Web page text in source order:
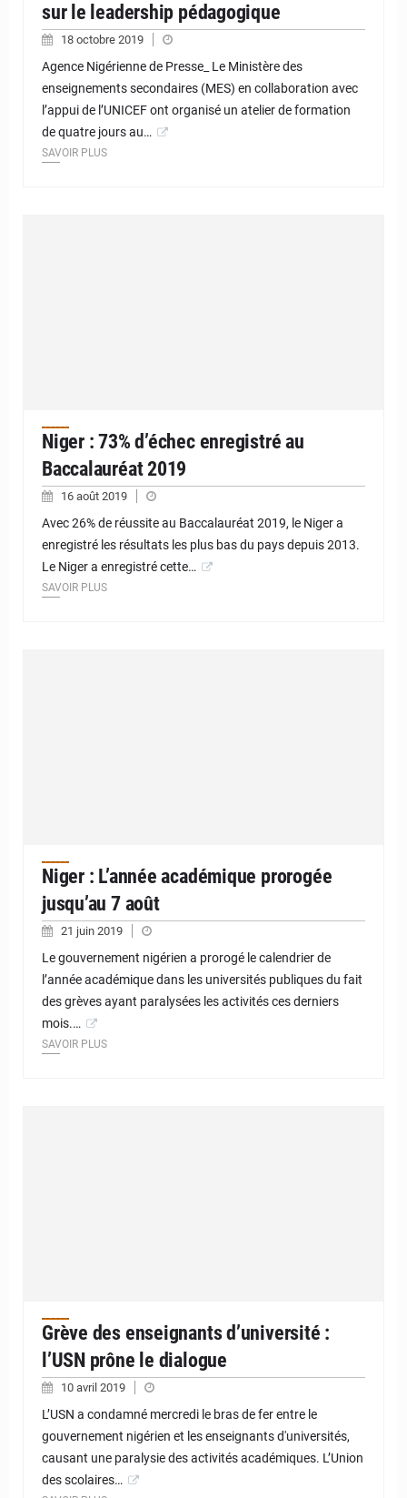
sur le leadership pédagogique
18 octobre 2019
Agence Nigérienne de Presse_ Le Ministère des
enseignements secondaires (MES) en collaboration avec
l’appui de l’UNICEF ont organisé un atelier de formation
de quatre jours au…
SAVOIR PLUS
Niger : 73% d’échec enregistré au
Baccalauréat 2019
16 août 2019
Avec 26% de réussite au Baccalauréat 2019, le Niger a
enregistré les résultats les plus bas du pays depuis 2013.
Le Niger a enregistré cette…
SAVOIR PLUS
Niger : L’année académique prorogée
jusqu’au 7 août
21 juin 2019
Le gouvernement nigérien a prorogé le calendrier de
l’année académique dans les universités publiques du fait
des grèves ayant paralysées les activités ces derniers
mois.…
SAVOIR PLUS
Grève des enseignants d’université :
l’USN prône le dialogue
10 avril 2019
L’USN a condamné mercredi le bras de fer entre le
gouvernement nigérien et les enseignants d'universités,
causant une paralysie des activités académiques. L’Union
des scolaires…